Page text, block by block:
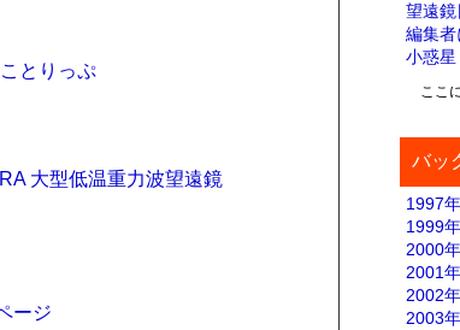
とりっぷ
大型低温重力波望遠鏡
ージ
望遠
編集
小惑
ここ
バッ
1997
1999年
2000年
2001年
2002年
2003年